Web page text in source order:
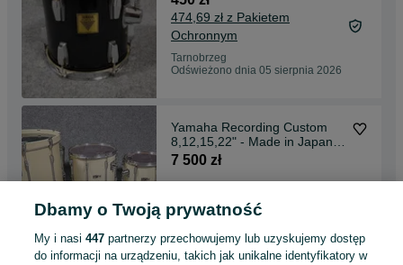
474,69 zł z Pakietem
Ochronnym
Tarnobrzeg
Odświeżono dnia 05 sierpnia 2026
Yamaha Recording Custom
8,12,15,22" - Made in Japan -
Perkusja
7 500 zł
Tarnobrzeg
Odświeżono dnia 05 sierpnia 2026
Dbamy o Twoją prywatność
My i nasi447 partnerzy przechowujemy lub uzyskujemy dostęp
do informacji na urządzeniu, takich jak unikalne identyfikatory w